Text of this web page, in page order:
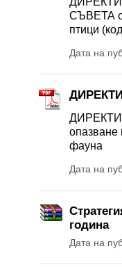
СЪВЕТА
птици
Дата на
опазване
фауна
Дата на
година
Дата на